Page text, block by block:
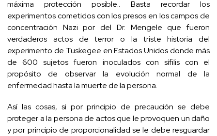
máxima protección posible.. Basta recordar los
experimentos cometidos con los presos en los campos de
concentración Nazi por del Dr. Mengele que fueron
verdaderos actos de terror o la triste historia del
experimento de Tuskegee en Estados Unidos donde más
de 600 sujetos fueron inoculados con sífilis con el
propósito de observar la evolución normal de la
enfermedad hasta la muerte de la persona.
Así las cosas, si por principio de precaución se debe
proteger a la persona de actos que le provoquen un daño
y por principio de proporcionalidad se le debe resguardar